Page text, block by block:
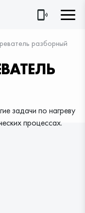
разборный
задачи по нагреву
процессах.